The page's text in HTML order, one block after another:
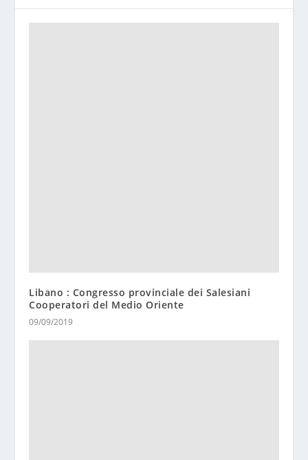
Libano : Congresso provinciale dei Salesiani
Cooperatori del Medio Oriente
09/09/2019